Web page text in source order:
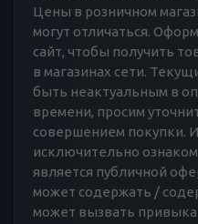
Цены в розничном
могут отличаться.
сайт, чтобы получить
в магазинах сети.
быть неактуальным в
времени, просим
совершением покупки.
исключительно
является публичной
может содержать /
может вызвать